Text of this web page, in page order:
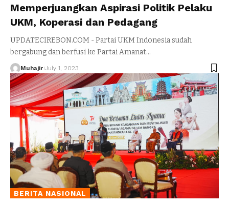
Memperjuangkan Aspirasi Politik Pelaku
UKM, Koperasi dan Pedagang
UPDATECIREBON.COM - Partai UKM Indonesia sudah
bergabung dan berfusi ke Partai Amanat…
Muhajir July 1, 2023
BERITA NASIONAL